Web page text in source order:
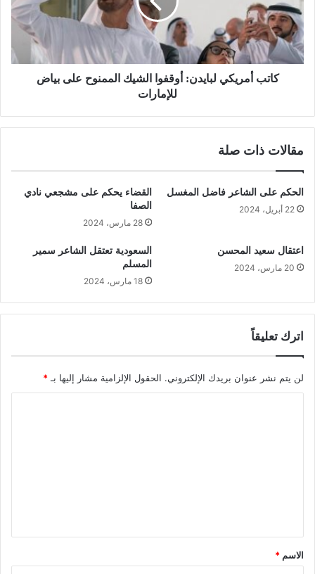
كاتب أمريكي لبايدن: أوقفوا الشيك الممنوح على بياض
للإمارات
مقالات ذات صلة
الحكم على الشاعر فاضل المغسل
22 أبريل، 2024
القضاء يحكم على مشجعي نادي
الصفا
28 مارس، 2024
اعتقال سعيد المحسن
20 مارس، 2024
السعودية تعتقل الشاعر سمير
المسلم
18 مارس، 2024
اترك تعليقاً
لن يتم نشر عنوان بريدك الإلكتروني. الحقول الإلزامية مشار إليها بـ *
*
الاسم *